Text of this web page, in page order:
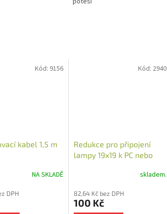
kabel 1,5 m
NA SKLADĚ
DPH
Kód: 9156
Redukce pro připojení
lampy 19x19 k PC nebo
skladem.
82,64 Kč bez DPH
100 Kč
Kód: 2940